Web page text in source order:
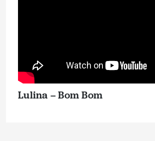
Lulina – Bom Bom